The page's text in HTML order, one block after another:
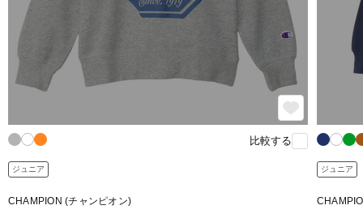
比較する
ジュニア
CHAMPION (チャンピオン)
ジュニア